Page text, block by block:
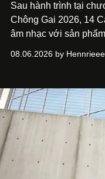
Sau hành trình tại
Chông Gai 2026, 14
âm nhạc với sản
bước chuyển mình
của nam nghệ sĩ khi
solo được đầu tư toàn
diễn đến hình ảnh.
08.06.2026 by Hennrieee